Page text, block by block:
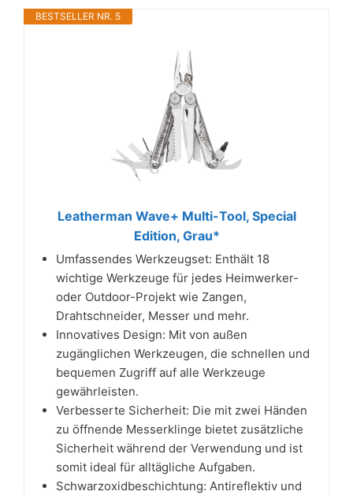
BESTSELLER NR. 5
Leatherman Wave+ Multi-Tool, Special
Edition, Grau*
Umfassendes Werkzeugset: Enthält 18
wichtige Werkzeuge für jedes Heimwerker-
oder Outdoor-Projekt wie Zangen,
Drahtschneider, Messer und mehr.
Innovatives Design: Mit von außen
zugänglichen Werkzeugen, die schnellen und
bequemen Zugriff auf alle Werkzeuge
gewährleisten.
Verbesserte Sicherheit: Die mit zwei Händen
zu öffnende Messerklinge bietet zusätzliche
Sicherheit während der Verwendung und ist
somit ideal für alltägliche Aufgaben.
Schwarzoxidbeschichtung: Antireflektiv und